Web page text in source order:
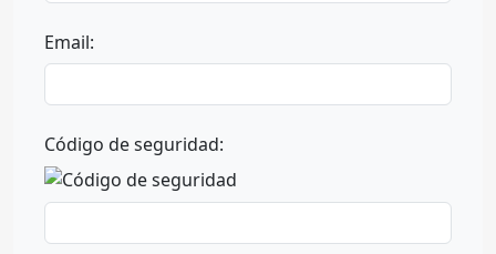
Email:
Código de seguridad: